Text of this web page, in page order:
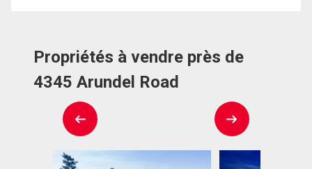
Propriétés à vendre près de
4345 Arundel Road